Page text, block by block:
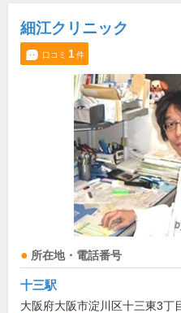
細江クリニック
口コミ 1件
所在地・電話番号
十三駅
大阪府大阪市淀川区十三東3丁